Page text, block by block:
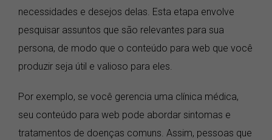
necessidades e desejos delas. Esta etapa envolve
pesquisar assuntos que são relevantes para sua
persona, de modo que o conteúdo para web que você
produzir seja útil e valioso para eles.
Por exemplo, se você gerencia uma clínica médica,
seu conteúdo para web pode abordar sintomas e
tratamentos de doenças comuns. Assim, pessoas que